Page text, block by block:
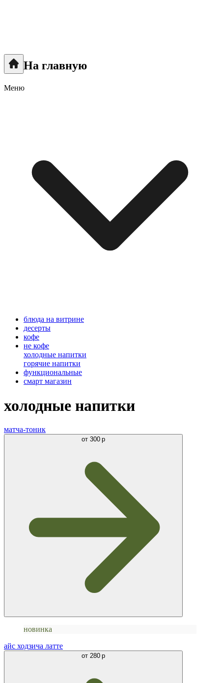
На главную
Меню
блюда на витрине
десерты
кофе
не кофе
холодные напитки
горячие напитки
функциональные
смарт магазин
холодные напитки
матча-тоник
от 300 р
новинка
айс ходзича латте
от 280 р